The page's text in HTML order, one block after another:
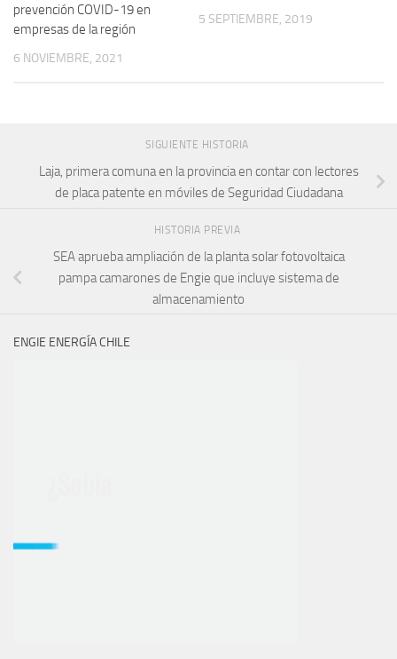
prevención COVID-19 en
empresas de la región
6 NOVIEMBRE, 2021
5 SEPTIEMBRE, 2019
SIGUIENTE HISTORIA
Laja, primera comuna en la provincia en contar con lectores
de placa patente en móviles de Seguridad Ciudadana
HISTORIA PREVIA
SEA aprueba ampliación de la planta solar fotovoltaica
pampa camarones de Engie que incluye sistema de
almacenamiento
ENGIE ENERGÍA CHILE